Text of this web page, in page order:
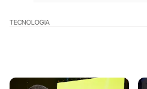
TECNOLOGIA